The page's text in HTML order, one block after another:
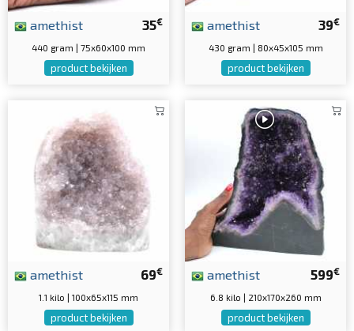
35€
amethist
440 gram | 75x60x100 mm
product bekijken
39€
amethist
430 gram | 80x45x105 mm
product bekijken
69€
amethist
1.1 kilo | 100x65x115 mm
product bekijken
599€
amethist
6.8 kilo | 210x170x260 mm
product bekijken